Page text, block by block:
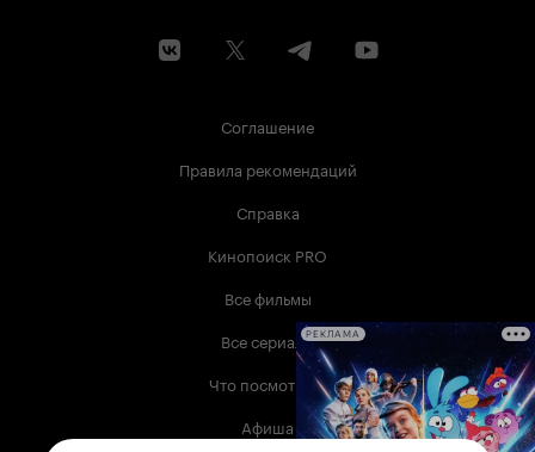
Соглашение
Правила рекомендаций
Справка
Кинопоиск PRO
Все фильмы
Все сериалы
Что посмотреть
Афиша
РЕКЛАМА